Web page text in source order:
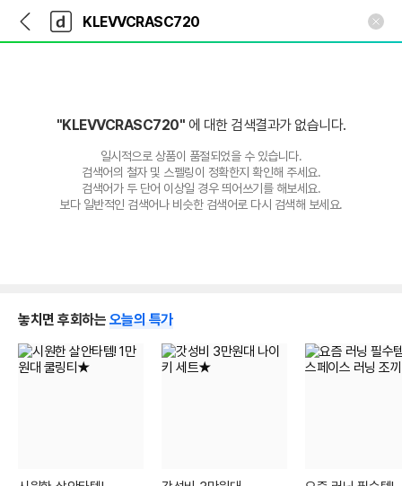
다
나
와
가
다
와
"KLEVVCRASC720" 에 대한 검색결과가 없습니다.
일시적으로 상품이 품절되었을 수 있습니다.
검색어의 철자 및 스펠링이 정확한지 확인해 주세요.
검색어가 두 단어 이상일 경우 띄어쓰기를 해보세요.
보다 일반적인 검색어나 비슷한 검색어로 다시 검색해 보세요.
놓치면 후회하는 오늘의 특가